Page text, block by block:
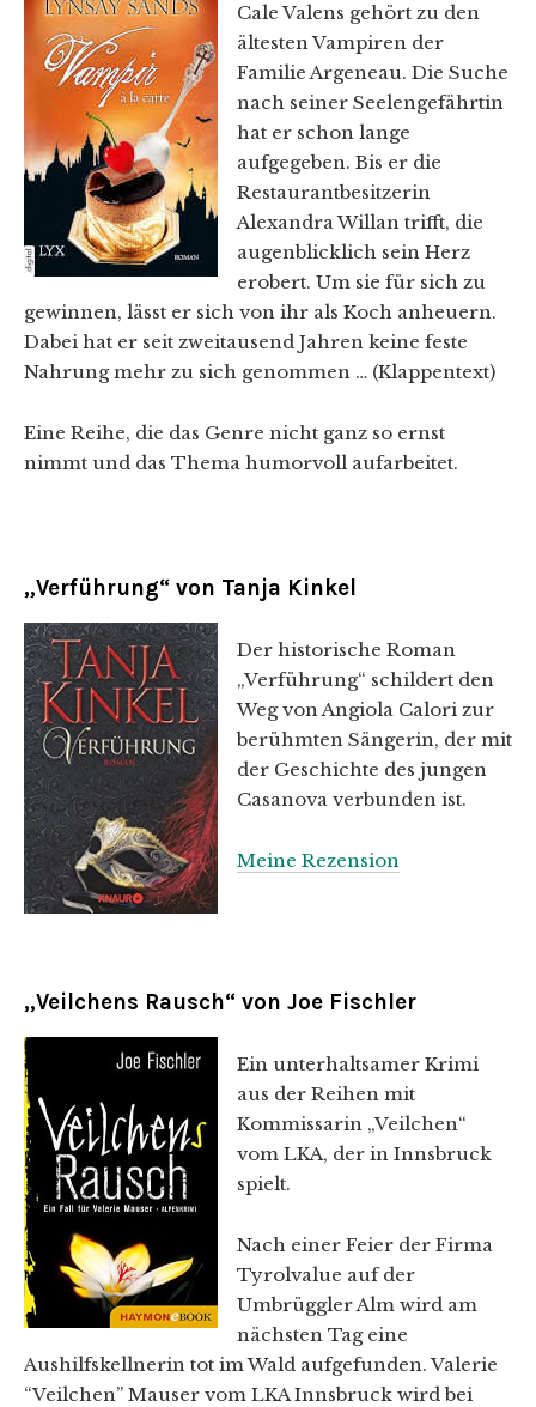
Cale Valens gehört zu den
ältesten Vampiren der
Familie Argeneau. Die Suche
nach seiner Seelengefährtin
hat er schon lange
aufgegeben. Bis er die
Restaurantbesitzerin
Alexandra Willan trifft, die
augenblicklich sein Herz
erobert. Um sie für sich zu
gewinnen, lässt er sich von ihr als Koch anheuern.
Dabei hat er seit zweitausend Jahren keine feste
Nahrung mehr zu sich genommen … (Klappentext)
Eine Reihe, die das Genre nicht ganz so ernst
nimmt und das Thema humorvoll aufarbeitet.
„Verführung“ von Tanja Kinkel
Der historische Roman
„Verführung“ schildert den
Weg von Angiola Calori zur
berühmten Sängerin, der mit
der Geschichte des jungen
Casanova verbunden ist.
Meine Rezension
„Veilchens Rausch“ von Joe Fischler
Ein unterhaltsamer Krimi
aus der Reihen mit
Kommissarin „Veilchen“
vom LKA, der in Innsbruck
spielt.
Nach einer Feier der Firma
Tyrolvalue auf der
Umbrüggler Alm wird am
nächsten Tag eine
Aushilfskellnerin tot im Wald aufgefunden. Valerie
“Veilchen” Mauser vom LKA Innsbruck wird bei